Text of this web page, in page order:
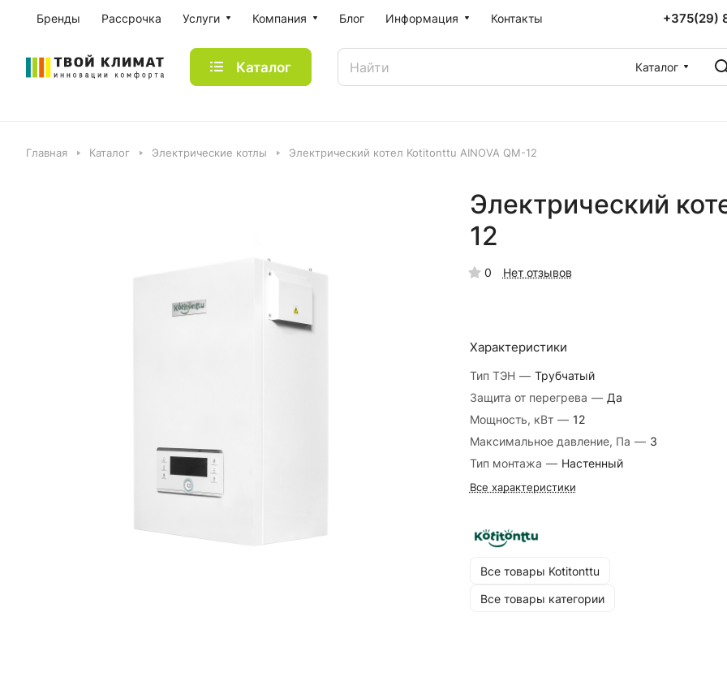
Бренды Рассрочка Услуги Компания Блог Информация Контакты +375(29)
Каталог
Каталог
Главная Каталог Электрические котлы Электрический котел Kotitonttu AINOVA QM-12
Электрический
12
0 Нет отзывов
Характеристики
Тип ТЭН — Трубчатый
Защита от перегрева — Да
Мощность, кВт — 12
Максимальное давление, Па — 3
Тип монтажа — Настенный
Все характеристики
Все товары Kotitonttu
Все товары категории